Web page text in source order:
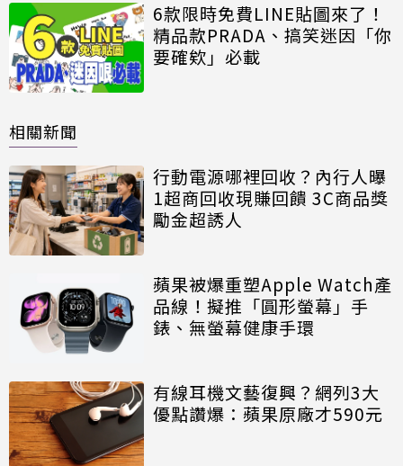
6款限時免費LINE貼圖來了！
精品款PRADA、搞笑迷因「你
要確欸」必載
相關新聞
行動電源哪裡回收？內行人曝
1超商回收現賺回饋 3C商品獎
勵金超誘人
蘋果被爆重塑Apple Watch產
品線！擬推「圓形螢幕」手
錶、無螢幕健康手環
有線耳機文藝復興？網列3大
優點讚爆：蘋果原廠才590元